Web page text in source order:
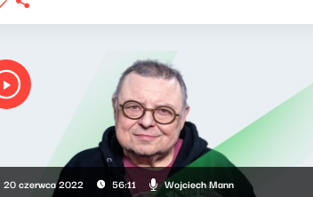
20 czerwca 2022 56:11 Wojciech Mann